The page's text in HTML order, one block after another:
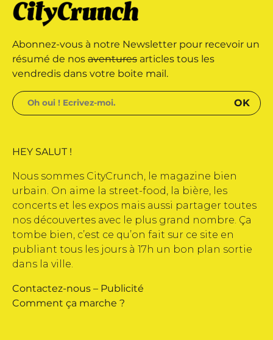
déposée • Tous droits
par Buena Onda Web •
Abonnez-vous à notre Newsletter pour recevoir un
résumé de nos aventures articles tous les
vendredis dans votre boite mail.
HEY SALUT !
Nous sommes CityCrunch, le magazine bien
urbain. On aime la street-food, la bière, les
concerts et les expos mais aussi partager toutes
nos découvertes avec le plus grand nombre. Ça
tombe bien, c’est ce qu’on fait sur ce site en
publiant tous les jours à 17h un bon plan sortie
dans la ville.
Contactez-nous – Publicité
Comment ça marche ?